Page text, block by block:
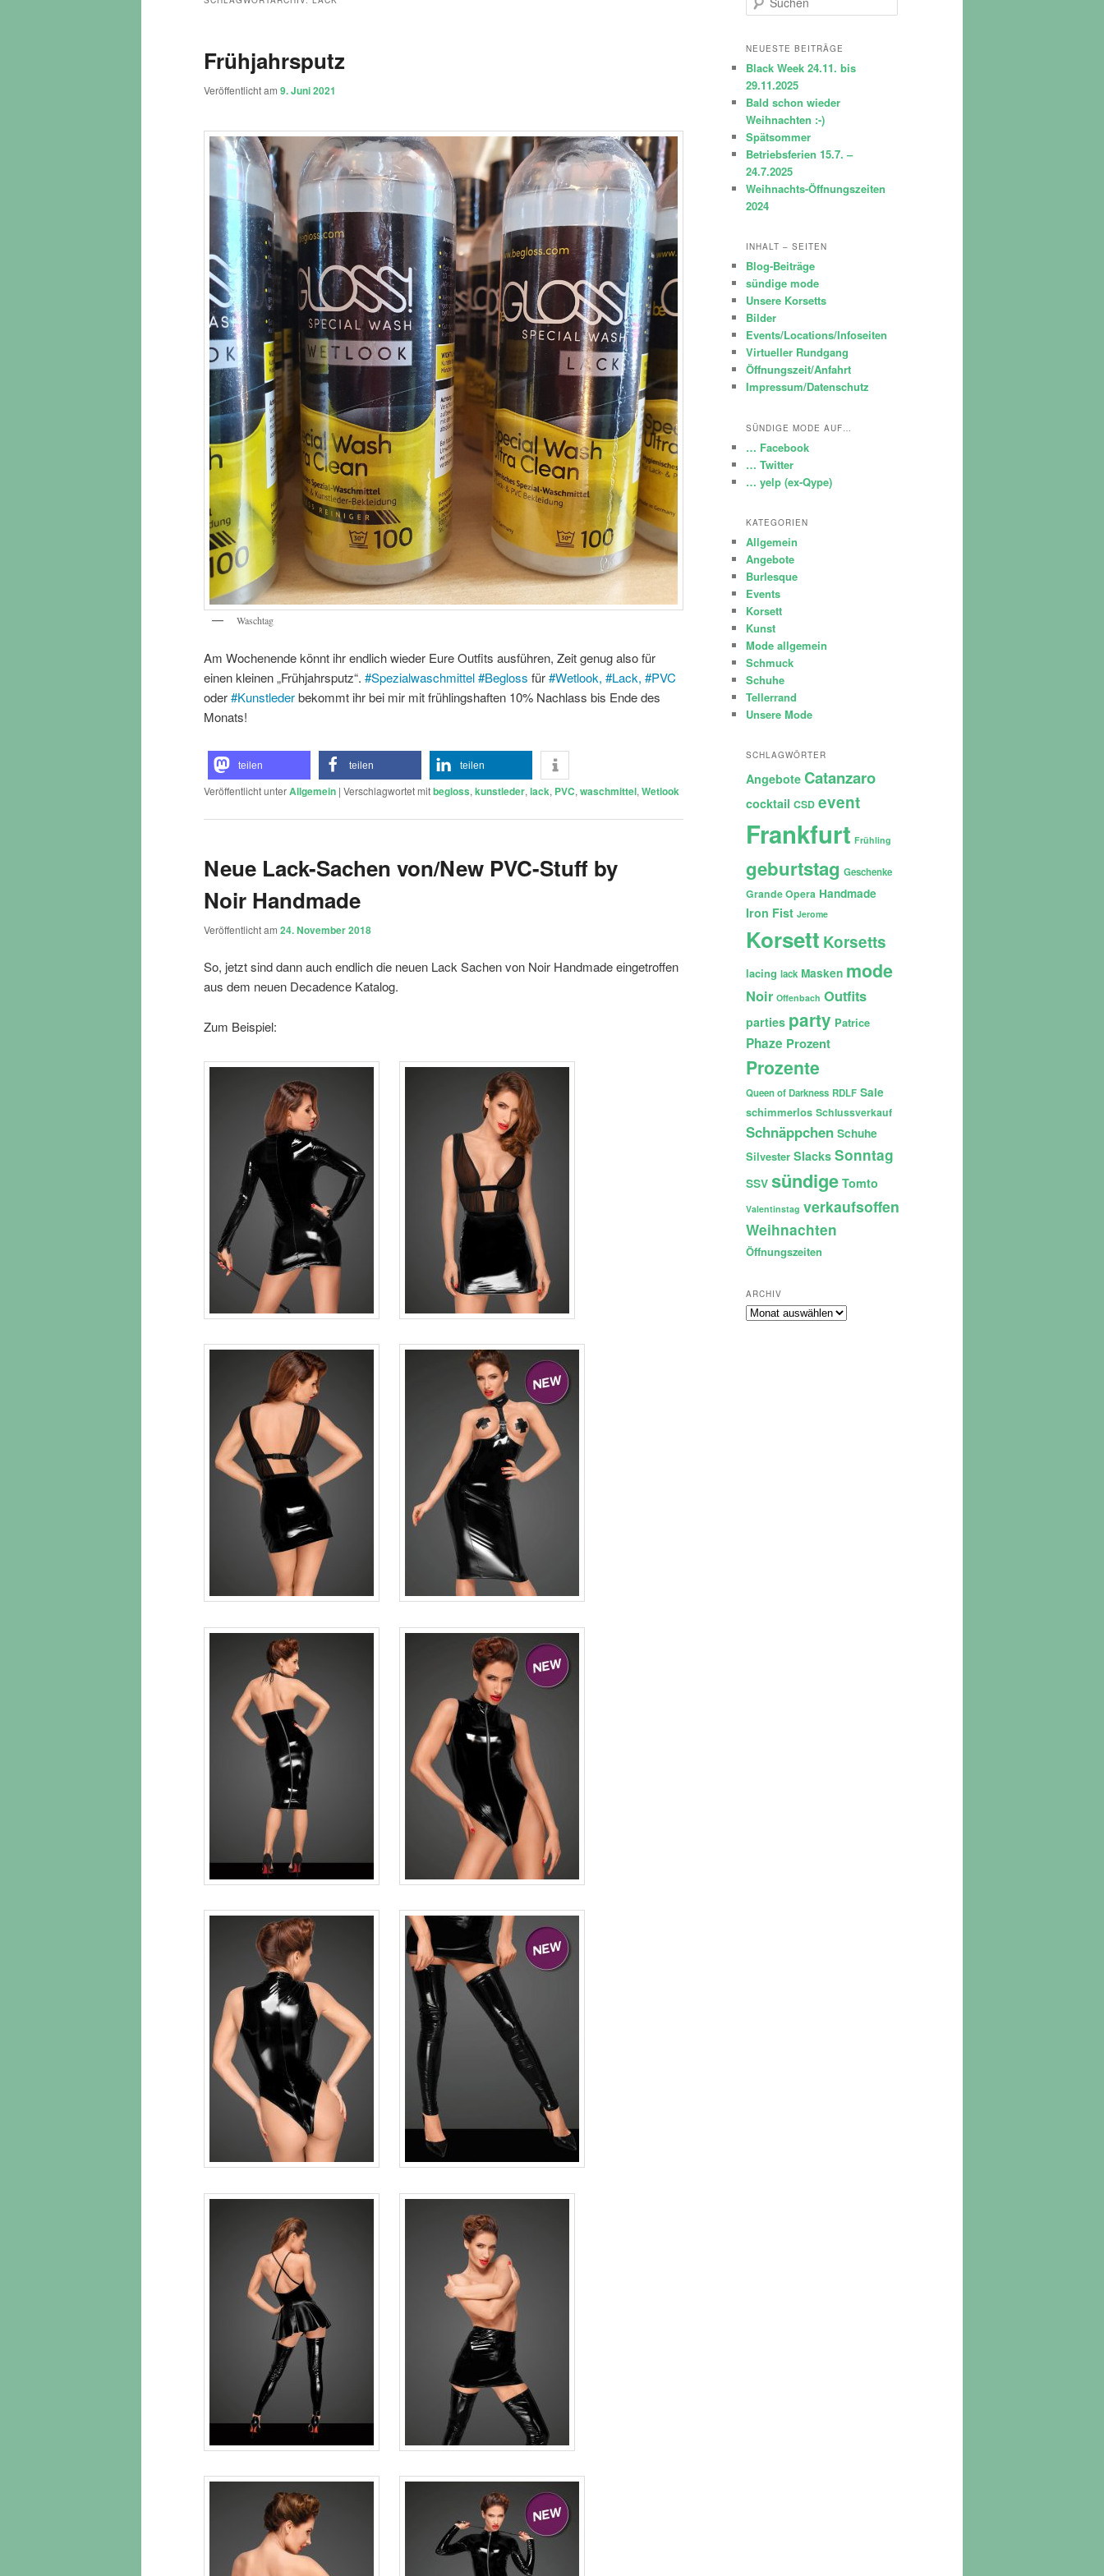
Frühjahrsputz
Veröffentlicht am 9. Juni 2021
Waschtag
Am Wochenende könnt ihr endlich wieder Eure Outfits ausführen, Zeit genug also für
einen kleinen „Frühjahrsputz“. #Spezialwaschmittel#Begloss für#Wetlook, #Lack, #PVC
oder#Kunstlederbekommt ihr bei mir mit frühlingshaften 10% Nachlass bis Ende des
Monats!
teilen teilen teilen
Veröffentlicht unterAllgemein | Verschlagwortet mitbegloss,kunstleder,lack, PVC,waschmittel,Wetlook
Neue Lack-Sachen von/New PVC-Stuff by
Noir Handmade
Veröffentlicht am 24. November 2018
So, jetzt sind dann auch endlich die neuen Lack Sachen von Noir Handmade eingetroffen
aus dem neuen Decadence Katalog.
Zum Beispiel:
u
h
n
NEUESTE BEITRÄGE
Black Week 24.11. bis
29.11.2025
Bald schon wieder
Weihnachten :-)
Spätsommer
Betriebsferien 15.7. –
24.7.2025
Weihnachts-Öffnungszeiten
2024
INHALT – SEITEN
Blog-Beiträge
sündige mode
Unsere Korsetts
Bilder
Events/Locations/Infoseiten
Virtueller Rundgang
Öffnungszeit/Anfahrt
Impressum/Datenschutz
SÜNDIGE MODE AUF…
… Facebook
… Twitter
… yelp (ex-Qype)
KATEGORIEN
Allgemein
Angebote
Burlesque
Events
Korsett
Kunst
Mode allgemein
Schmuck
Schuhe
Tellerrand
Unsere Mode
SCHLAGWÖRTER
Angebote Catanzaro
cocktail CSD event
Frankfurt Frühling
geburtstag Geschenke
Grande Opera Handmade
Iron Fist Jerome
Korsett Korsetts
lacing lack Masken mode
Noir Offenbach Outfits
parties party Patrice
Phaze Prozent
Prozente
Queen of Darkness RDLF Sale
schimmerlos Schlussverkauf
Schnäppchen Schuhe
Silvester Slacks Sonntag
SSV sündige Tomto
Valentinstag verkaufsoffen
Weihnachten
Öffnungszeiten
ARCHIV
Archiv